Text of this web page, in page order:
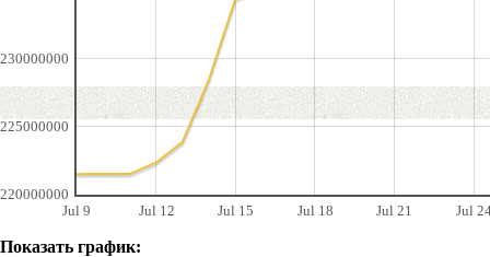
Jul 9 Jul 12 Jul 15 Jul 18 Jul 21 Jul
220000000
225000000
230000000
Показать график: